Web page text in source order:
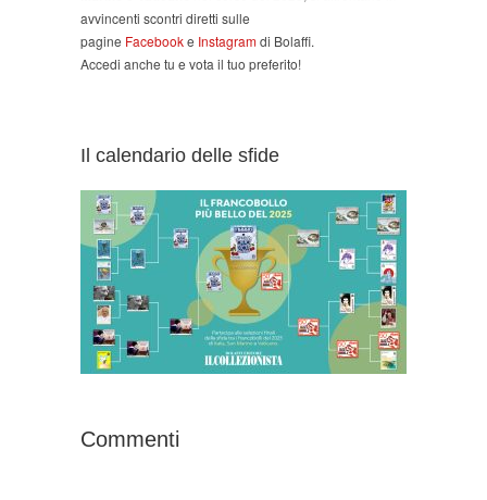
avvincenti scontri diretti sulle
pagine Facebooke Instagramdi Bolaffi.
Accedi anche tu e vota il tuo preferito!
Il calendario delle sfide
Commenti